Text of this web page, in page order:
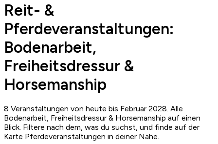
Reit- &
Pferdeveranstaltungen:
Bodenarbeit,
Freiheitsdressur &
Horsemanship
8 Veranstaltungen von heute bis Februar 2028. Alle
Bodenarbeit, Freiheitsdressur & Horsemanship auf einen
Blick. Filtere nach dem, was du suchst, und finde auf der
Karte Pferdeveranstaltungen in deiner Nähe.